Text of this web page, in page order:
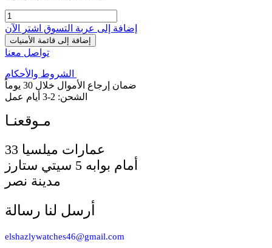
إضافة إلى عربة التسوق اشترِ الآن
إضافة إلى قائمة الأمنيات
تواصل معنا
الشروط والأحكام
ضمان إرجاع الأموال خلال 30 يوماً
الشحن: 2-3 أيام عمل
أمام بوابه 5 سيتي ستارز
مدينة نصر
أرسل لنا رسالة
elshazlywatches46@gmail.com